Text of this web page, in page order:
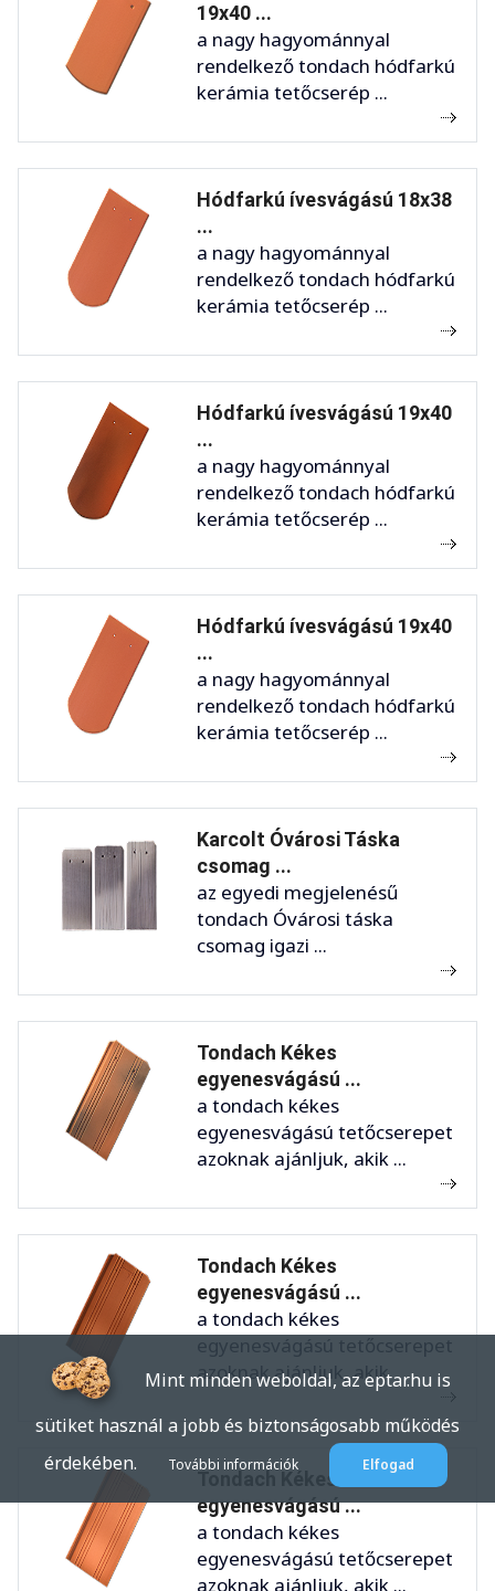
19x40 ...
a nagy hagyománnyal
rendelkező tondach hódfarkú
kerámia tetőcserép ...
Hódfarkú ívesvágású 18x38
...
a nagy hagyománnyal
rendelkező tondach hódfarkú
kerámia tetőcserép ...
Hódfarkú ívesvágású 19x40
...
a nagy hagyománnyal
rendelkező tondach hódfarkú
kerámia tetőcserép ...
Hódfarkú ívesvágású 19x40
...
a nagy hagyománnyal
rendelkező tondach hódfarkú
kerámia tetőcserép ...
Karcolt Óvárosi Táska
csomag ...
az egyedi megjelenésű
tondach Óvárosi táska
csomag igazi ...
Tondach Kékes
egyenesvágású ...
a tondach kékes
egyenesvágású tetőcserepet
azoknak ajánljuk, akik ...
Tondach Kékes
egyenesvágású ...
a tondach kékes
egyenesvágású tetőcserepet
azoknak ajánljuk, akik ...
Tondach Kékes
egyenesvágású ...
a tondach kékes
egyenesvágású tetőcserepet
azoknak ajánljuk, akik ...
Mint minden weboldal, az eptar.hu is
sütiket használ a jobb és biztonságosabb működés
érdekében.
További információk Elfogad